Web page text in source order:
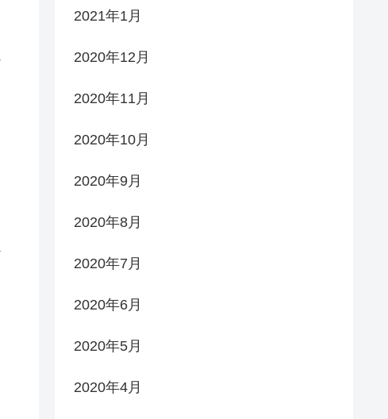
2021年1月
2020年12月
2020年11月
2020年10月
2020年9月
2020年8月
2020年7月
2020年6月
2020年5月
2020年4月